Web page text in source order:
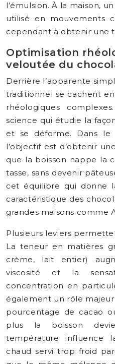
l’émulsion. À la maison,
utilisé en mouvements
cependant à obtenir une
Optimisation
veloutée du
Derrière l’apparente
traditionnel se cachent
rhéologiques
science qui étudie la
et se déforme. Dans le
l’objectif est d’obtenir
que la boisson nappe la
tasse, sans devenir
cet équilibre qui donne
caractéristique des
grandes maisons comme
Plusieurs leviers
La teneur en matières
crème, lait entier)
viscosité et la
concentration en
également un rôle
pourcentage de cacao
plus la boisson
température influence
chaud servi trop froid